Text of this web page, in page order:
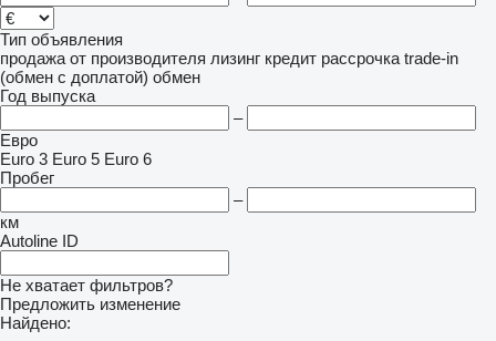
Тип объявления
продажа от производителя лизинг кредит рассрочка trade-in
(обмен с доплатой) обмен
Год выпуска
–
Евро
Euro 3 Euro 5 Euro 6
Пробег
–
км
Autoline ID
Не хватает фильтров?
Предложить изменение
Найдено: